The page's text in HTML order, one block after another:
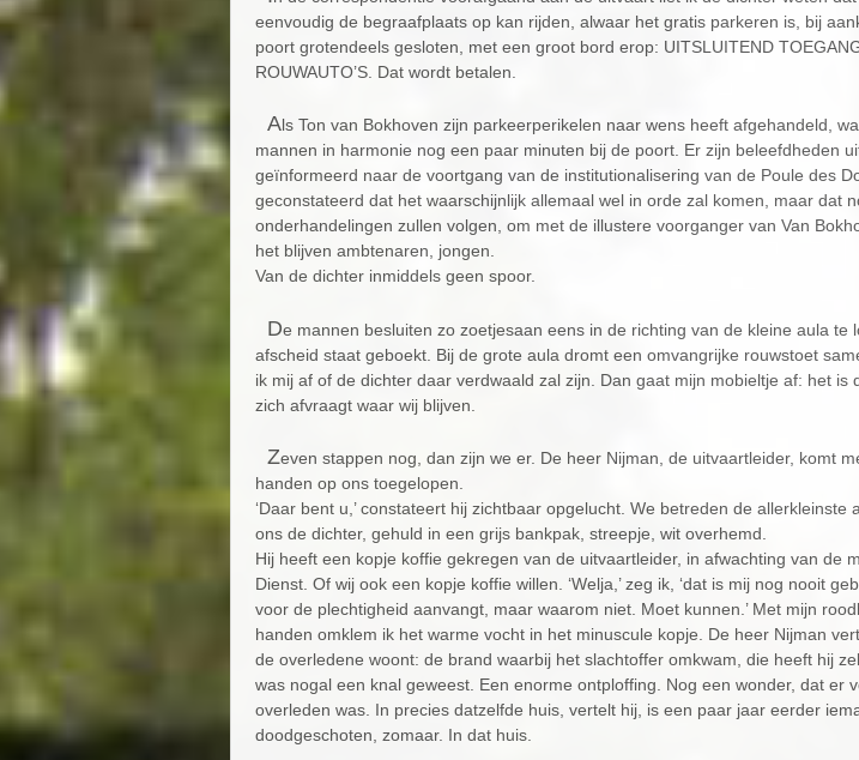
eenvoudig de begraafplaats op kan rijden, alwaar het gratis parkeren is, bij
poort grotendeels gesloten, met een groot bord erop: UITSLUITEND
ROUWAUTO’S. Dat wordt betalen.
Als Ton van Bokhoven zijn parkeerperikelen naar wens heeft afgehandeld,
mannen in harmonie nog een paar minuten bij de poort. Er zijn beleefdheden
geïnformeerd naar de voortgang van de institutionalisering van de Poule des
geconstateerd dat het waarschijnlijk allemaal wel in orde zal komen, maar dat
onderhandelingen zullen volgen, om met de illustere voorganger van Van
het blijven ambtenaren, jongen.
Van de dichter inmiddels geen spoor.
De mannen besluiten zo zoetjesaan eens in de richting van de kleine aula te
afscheid staat geboekt. Bij de grote aula dromt een omvangrijke rouwstoet
ik mij af of de dichter daar verdwaald zal zijn. Dan gaat mijn mobieltje af: het is
zich afvraagt waar wij blijven.
Zeven stappen nog, dan zijn we er. De heer Nijman, de uitvaartleider, komt
handen op ons toegelopen.
‘Daar bent u,’ constateert hij zichtbaar opgelucht. We betreden de allerkleinste
ons de dichter, gehuld in een grijs bankpak, streepje, wit overhemd.
Hij heeft een kopje koffie gekregen van de uitvaartleider, in afwachting van de
Dienst. Of wij ook een kopje koffie willen. ‘Welja,’ zeg ik, ‘dat is mij nog nooit
voor de plechtigheid aanvangt, maar waarom niet. Moet kunnen.’ Met mijn
handen omklem ik het warme vocht in het minuscule kopje. De heer Nijman
de overledene woont: de brand waarbij het slachtoffer omkwam, die heeft hij
was nogal een knal geweest. Een enorme ontploffing. Nog een wonder, dat er
overleden was. In precies datzelfde huis, vertelt hij, is een paar jaar eerder
doodgeschoten, zomaar. In dat huis.